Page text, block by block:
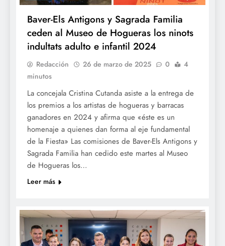
Baver-Els Antigons y Sagrada Familia
ceden al Museo de Hogueras los ninots
indultats adulto e infantil 2024
Redacción 26 de marzo de 2025 0
4
minutos
La concejala Cristina Cutanda asiste a la entrega de
los premios a los artistas de hogueras y barracas
ganadores en 2024 y afirma que «éste es un
homenaje a quienes dan forma al eje fundamental
de la Fiesta» Las comisiones de Baver-Els Antigons y
Sagrada Familia han cedido este martes al Museo
de Hogueras los…
Leer más